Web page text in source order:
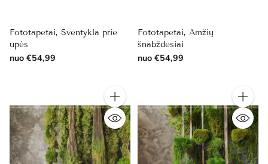
Fototapetai, Šventykla prie
upės
nuo €54,99
Fototapetai, Amžių
šnabždesiai
nuo €54,99
Kiekis Kiekis